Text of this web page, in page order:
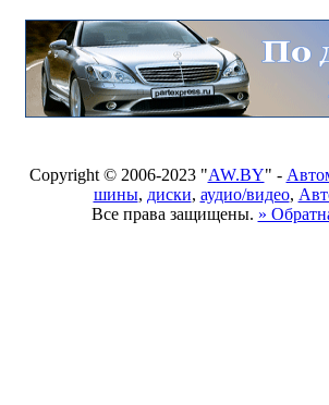
Copyright © 2006-2023 "AW.BY" -
шины, диски, аудио/видео,
Все права защищены. »